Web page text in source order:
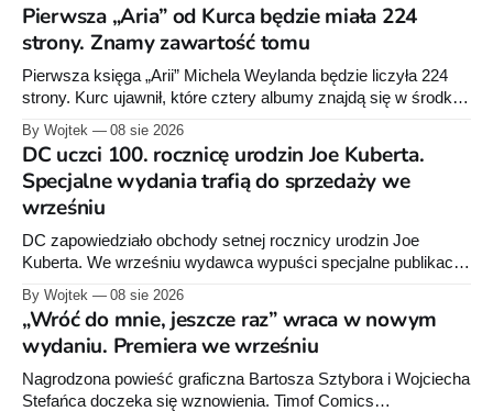
Pierwsza „Aria” od Kurca będzie miała 224
strony. Znamy zawartość tomu
Pierwsza księga „Arii” Michela Weylanda będzie liczyła 224
strony. Kurc ujawnił, które cztery albumy znajdą się w środku i
By Wojtek 08 sie 2026
DC uczci 100. rocznicę urodzin Joe Kuberta.
Specjalne wydania trafią do sprzedaży we
wrześniu
DC zapowiedziało obchody setnej rocznicy urodzin Joe
Kuberta. We wrześniu wydawca wypuści specjalne publikacje
sprzedaży niemal dokładnie w dniu jego urodzin.
By Wojtek 08 sie 2026
„Wróć do mnie, jeszcze raz” wraca w nowym
wydaniu. Premiera we wrześniu
Nagrodzona powieść graficzna Bartosza Sztybora i Wojciecha
Stefańca doczeka się wznowienia. Timof Comics